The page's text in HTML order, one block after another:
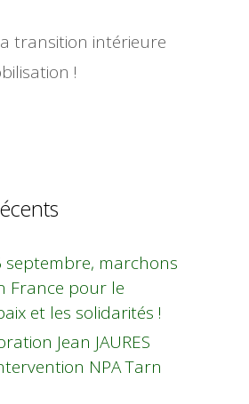
transition intérieure
!
septembre, marchons
France pour le
et les solidarités !
Jean JAURES
NPA Tarn